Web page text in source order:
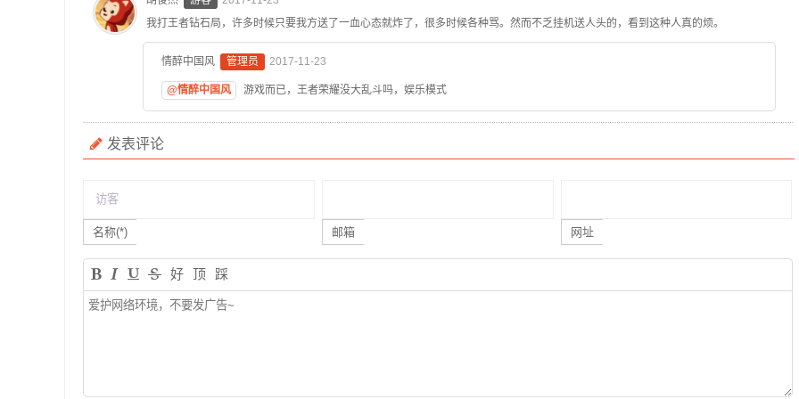
我打王者钻石局，许多时候只要我方送了一血心态就炸了，很多时候各种骂。然而不乏挂机送人头的，看到这种人真的烦。
情醉中国风 管理员 2017-11-23
@情醉中国风 游戏而已，王者荣耀没大乱斗吗，娱乐模式
发表评论
名称(*) 邮箱 网址
好 顶 踩